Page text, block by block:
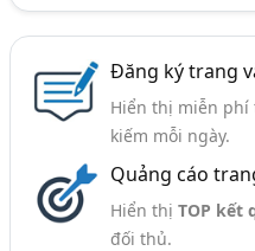
Ngành xem thêm
Bột Nhang, Bột Làm
Bình Dương
Hưng Yên
Thái Nguyên
Thừa
Đắk Nông
Bình Định
Quảng Nam
Quảng
Đăng ký trang
Hiển thị miễn phí
kiếm mỗi ngày.
Quảng cáo
Hiển thị TOP kết
đối thủ.